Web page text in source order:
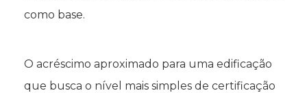
como base.
O acréscimo aproximado para uma edificação
que busca o nível mais simples de certificação